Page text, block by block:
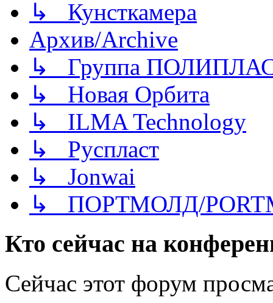
↳ Кунсткамера
Архив/Archive
↳ Группа
↳ Новая Орбита
↳ ILMA Technology
↳ Руспласт
↳ Jonwai
↳ ПОРТМОЛД/
Кто сейчас на
Сейчас этот форум